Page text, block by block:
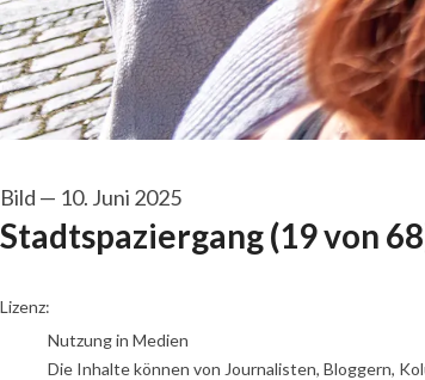
Bild — 10. Juni 2025
Stadtspaziergang (19 von
Jana Karstens
Lizenz:
Nutzung in Medien
Die Inhalte können von Journalisten, Bloggern,